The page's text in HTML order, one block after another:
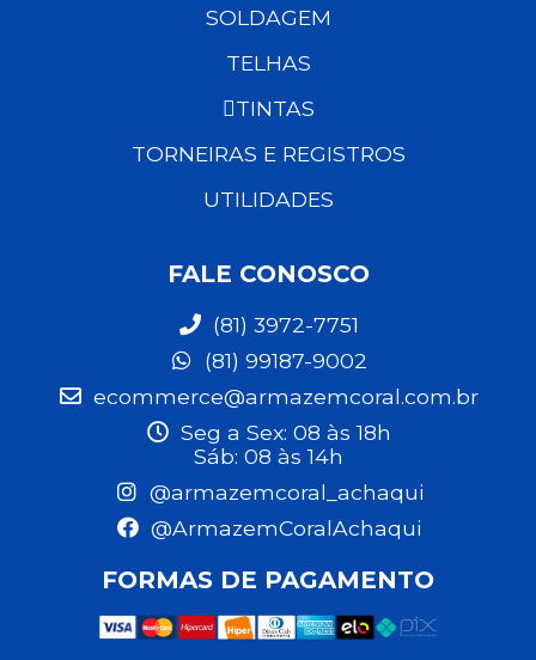
SOLDAGEM
TELHAS
TINTAS
TORNEIRAS E REGISTROS
UTILIDADES
FALE CONOSCO
(81) 3972-7751
(81) 99187-9002
ecommerce@armazemcoral.com.br
Seg a Sex: 08 às 18h
Sáb: 08 às 14h
@armazemcoral_achaqui
@ArmazemCoralAchaqui
FORMAS DE PAGAMENTO